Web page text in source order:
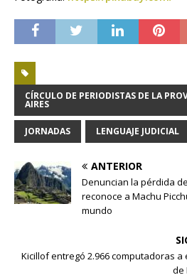
CÍRCULO DE PERIODISTAS DE LA
AIRES
JORNADAS LENGUAJE JUDICIAL
ANTERIOR
Denuncian la pérdida
reconoce a Machu
mundo
Kicillof entregó 2.966 computadoras
de